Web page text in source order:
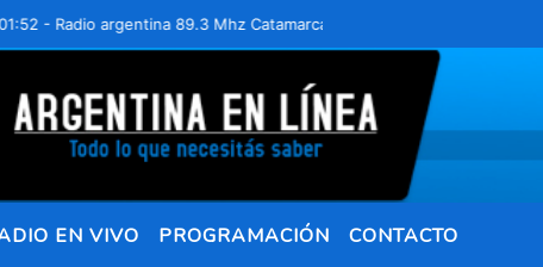
argentina 89.3 Mhz Catamarca 436 Resistencia Chaco para
EN VIVO PROGRAMACIÓN CONTACTO